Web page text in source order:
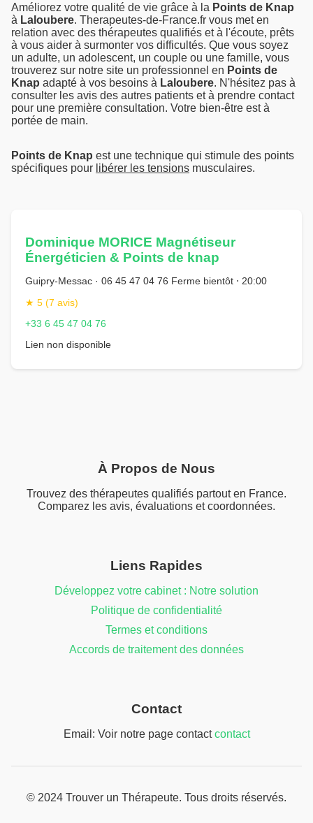
Améliorez votre qualité de vie grâce à la Points de Knap
à Laloubere. Therapeutes-de-France.fr vous met en
relation avec des thérapeutes qualifiés et à l'écoute, prêts
à vous aider à surmonter vos difficultés. Que vous soyez
un adulte, un adolescent, un couple ou une famille, vous
trouverez sur notre site un professionnel en Points de
Knap adapté à vos besoins à Laloubere. N'hésitez pas à
consulter les avis des autres patients et à prendre contact
pour une première consultation. Votre bien-être est à
portée de main.
Points de Knap est une technique qui stimule des points
spécifiques pour libérer les tensions musculaires.
Dominique MORICE Magnétiseur
Énergéticien & Points de knap
Guipry-Messac · 06 45 47 04 76 Ferme bientôt ⋅ 20:00
★ 5 (7 avis)
+33 6 45 47 04 76
Lien non disponible
À Propos de Nous
Trouvez des thérapeutes qualifiés partout en France.
Comparez les avis, évaluations et coordonnées.
Liens Rapides
Développez votre cabinet : Notre solution
Politique de confidentialité
Termes et conditions
Accords de traitement des données
Contact
Email: Voir notre page contactcontact
© 2024 Trouver un Thérapeute. Tous droits réservés.